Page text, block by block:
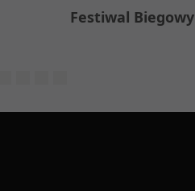
Festiwal Biegowy